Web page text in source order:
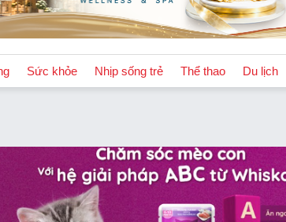
Sức khỏe Nhịp sống trẻ Thể thao Du lịch
Hiệu